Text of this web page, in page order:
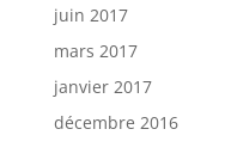
juin 2017
mars 2017
janvier 2017
décembre 2016